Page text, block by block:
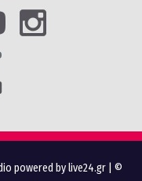
powered by live24.gr | ©